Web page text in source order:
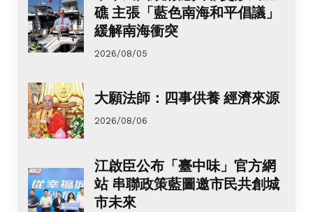
礁 主張「藍色南海和平倡議」
緩解南海衝突
2026/08/05
大願法師：四事供養 經濟來源
2026/08/06
江啟臣公布「臺中味」官方網
站 串聯政策藍圖邀市民共創城
市未來